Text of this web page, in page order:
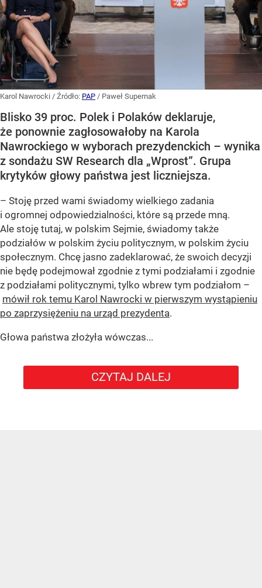
Karol Nawrocki / Źródło: PAP / Paweł Supernak
Blisko 39 proc. Polek i Polaków deklaruje,
że ponownie zagłosowałoby na Karola
Nawrockiego w wyborach prezydenckich – wynika
z sondażu SW Research dla „Wprost”. Grupa
krytyków głowy państwa jest liczniejsza.
– Stoję przed wami świadomy wielkiego zadania
i ogromnej odpowiedzialności, które są przede mną.
Ale stoję tutaj, w polskim Sejmie, świadomy także
podziałów w polskim życiu politycznym, w polskim życiu
społecznym. Chcę jasno zadeklarować, że swoich decyzji
nie będę podejmował zgodnie z tymi podziałami i zgodnie
z podziałami politycznymi, tylko wbrew tym podziałom –
mówił rok temu Karol Nawrocki w pierwszym wystąpieniu
po zaprzysiężeniu na urząd prezydenta.
Głowa państwa złożyła wówczas...
CZYTAJ DALEJ